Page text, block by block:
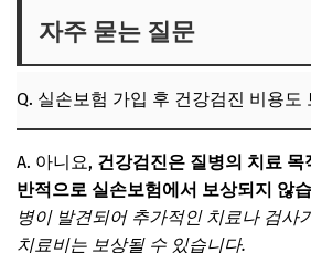
자주 묻는 질문
Q. 실손보험 가입 후 건강검진 비용도
A. 아니요, 건강검진은 질병의 치료 목
반적으로 실손보험에서 보상되지 않
병이 발견되어 추가적인 치료나 검사
치료비는 보상될 수 있습니다.